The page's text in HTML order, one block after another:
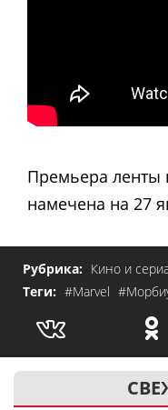
Премьера ленты
намечена на 27
Рубрика: Кино и
Теги: #Marvel